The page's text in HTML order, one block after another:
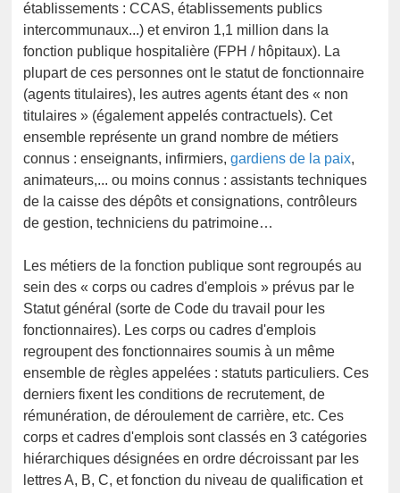
établissements : CCAS, établissements publics
intercommunaux...) et environ 1,1 million dans la
fonction publique hospitalière (FPH / hôpitaux). La
plupart de ces personnes ont le statut de fonctionnaire
(agents titulaires), les autres agents étant des « non
titulaires » (également appelés contractuels). Cet
ensemble représente un grand nombre de métiers
connus : enseignants, infirmiers,gardiens de la paix,
animateurs,... ou moins connus : assistants techniques
de la caisse des dépôts et consignations, contrôleurs
de gestion, techniciens du patrimoine…
Les métiers de la fonction publique sont regroupés au
sein des « corps ou cadres d'emplois » prévus par le
Statut général (sorte de Code du travail pour les
fonctionnaires). Les corps ou cadres d'emplois
regroupent des fonctionnaires soumis à un même
ensemble de règles appelées : statuts particuliers. Ces
derniers fixent les conditions de recrutement, de
rémunération, de déroulement de carrière, etc. Ces
corps et cadres d'emplois sont classés en 3 catégories
hiérarchiques désignées en ordre décroissant par les
lettres A, B, C, et fonction du niveau de qualification et